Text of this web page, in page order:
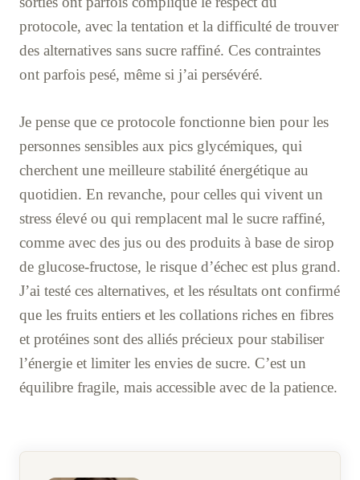
protocole, avec la tentation et la difficulté de trouver
des alternatives sans sucre raffiné. Ces contraintes
ont parfois pesé, même si j’ai persévéré.
Je pense que ce protocole fonctionne bien pour les
personnes sensibles aux pics glycémiques, qui
cherchent une meilleure stabilité énergétique au
quotidien. En revanche, pour celles qui vivent un
stress élevé ou qui remplacent mal le sucre raffiné,
comme avec des jus ou des produits à base de sirop
de glucose-fructose, le risque d’échec est plus grand.
J’ai testé ces alternatives, et les résultats ont confirmé
que les fruits entiers et les collations riches en fibres
et protéines sont des alliés précieux pour stabiliser
l’énergie et limiter les envies de sucre. C’est un
équilibre fragile, mais accessible avec de la patience.